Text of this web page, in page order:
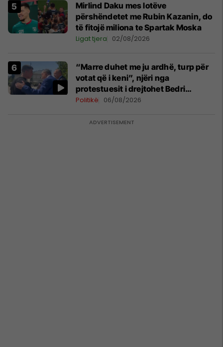
Mirlind Daku mes lotëve
përshëndetet me Rubin Kazanin, do
të fitojë miliona te Spartak Moska
Ligat tjera 02/08/2026
“Marre duhet me ju ardhë, turp për
votat që i keni”, njëri nga
protestuesit i drejtohet Bedri
Hamzës
Politikë 06/08/2026